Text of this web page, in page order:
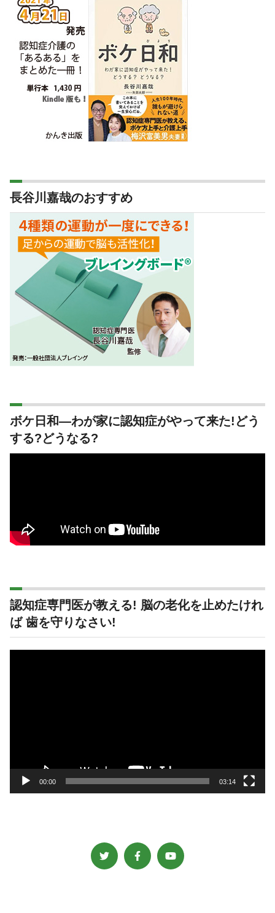
長谷川嘉哉のおすすめ
ボケ日和―わが家に認知症がやって来た!どう
する?どうなる?
認知症専門医が教える! 脳の老化を止めたけれ
ば 歯を守りなさい!
00:00 03:14